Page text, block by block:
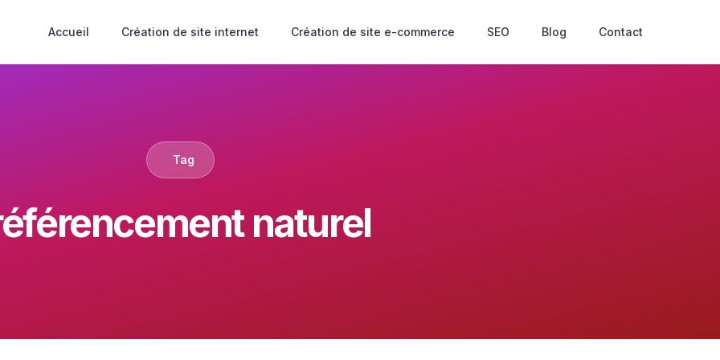
Accueil Création de site internet Création de site e-commerce SEO Blog Contact
Tag
naturel